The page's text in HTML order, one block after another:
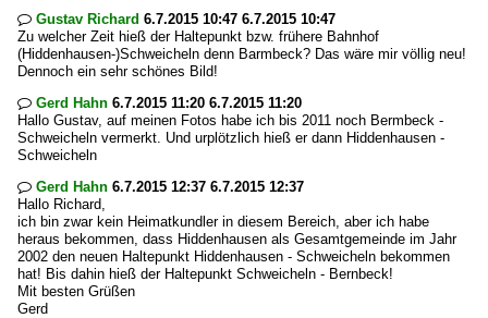
 Gustav Richard 6.7.2015 10:47 6.7.2015 10:47
Zu welcher Zeit hieß der Haltepunkt bzw. frühere Bahnhof
(Hiddenhausen-)Schweicheln denn Barmbeck? Das wäre mir völlig neu!
Dennoch ein sehr schönes Bild!
 Gerd Hahn 6.7.2015 11:20 6.7.2015 11:20
Hallo Gustav, auf meinen Fotos habe ich bis 2011 noch Bermbeck -
Schweicheln vermerkt. Und urplötzlich hieß er dann Hiddenhausen -
Schweicheln
 Gerd Hahn 6.7.2015 12:37 6.7.2015 12:37
Hallo Richard,
ich bin zwar kein Heimatkundler in diesem Bereich, aber ich habe
heraus bekommen, dass Hiddenhausen als Gesamtgemeinde im Jahr
2002 den neuen Haltepunkt Hiddenhausen - Schweicheln bekommen
hat! Bis dahin hieß der Haltepunkt Schweicheln - Bernbeck!
Mit besten Grüßen
Gerd